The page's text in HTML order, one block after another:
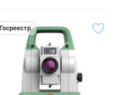
Госреестр